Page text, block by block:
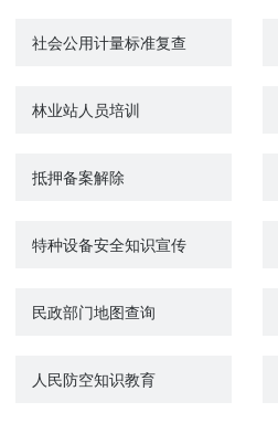
社会公用计量标准复查
林业站人员培训
抵押备案解除
特种设备安全知识宣传
民政部门地图查询
人民防空知识教育